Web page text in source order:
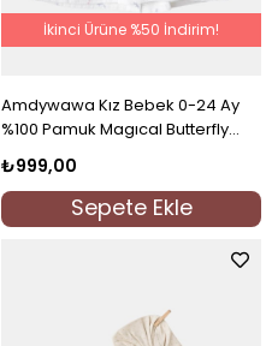
Amdywawa Kız Bebek 0-24 Ay
%100 Pamuk Magıcal Butterfly
Elbise Beyaz
₺999,00
Sepete Ekle
İkinci Ürüne %50 İndirim!